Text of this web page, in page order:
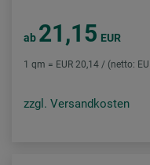
ab 21,15 EUR
1 qm = EUR 20,14 / (netto:
zzgl. Versandkosten